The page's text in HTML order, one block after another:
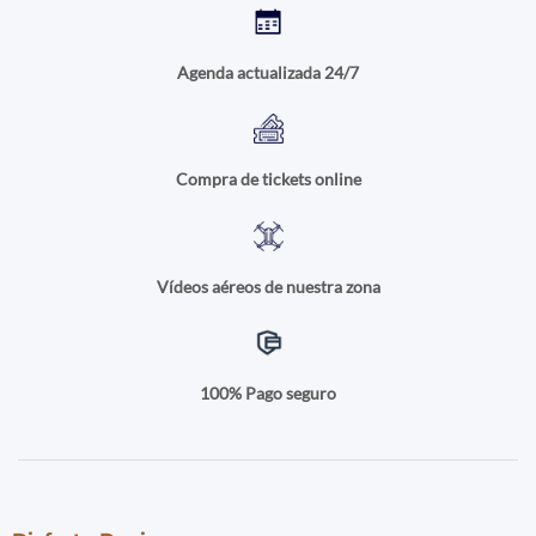
Agenda actualizada 24/7
Compra de tickets online
Vídeos aéreos de nuestra zona
100% Pago seguro